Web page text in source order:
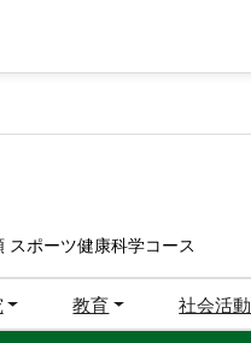
スポーツ健康科学コース
教育 社会活動